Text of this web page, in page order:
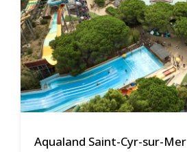
Aqualand Saint-Cyr-sur-Mer